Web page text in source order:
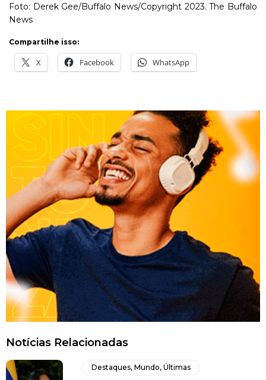
Foto: Derek Gee/Buffalo News/Copyright 2023. The Buffalo
News
Compartilhe isso:
X Facebook WhatsApp
Notícias Relacionadas
Destaques,Mundo,Últimas